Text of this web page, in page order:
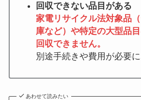
回収できない品目がある
家電リサイクル法対象品
庫など）や特定の大型品
回収できません。
別途手続きや費用が必要に
あわせて読みたい